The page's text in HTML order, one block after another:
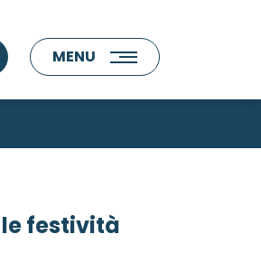
MENU
le festività